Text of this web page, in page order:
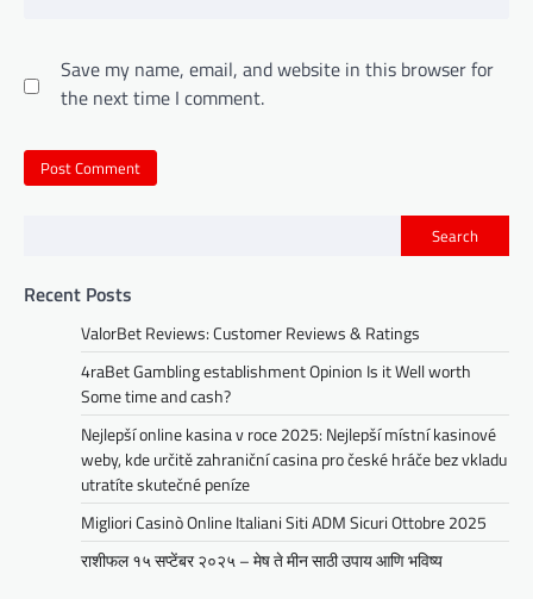
Save my name, email, and website in this browser for
the next time I comment.
Search
Recent Posts
ValorBet Reviews: Customer Reviews & Ratings
4raBet Gambling establishment Opinion Is it Well worth
Some time and cash?
Nejlepší online kasina v roce 2025: Nejlepší místní kasinové
weby, kde určitě zahraniční casina pro české hráče bez vkladu
utratíte skutečné peníze
Migliori Casinò Online Italiani Siti ADM Sicuri Ottobre 2025
राशीफल १५ सप्टेंबर २०२५ – मेष ते मीन साठी उपाय आणि भविष्य